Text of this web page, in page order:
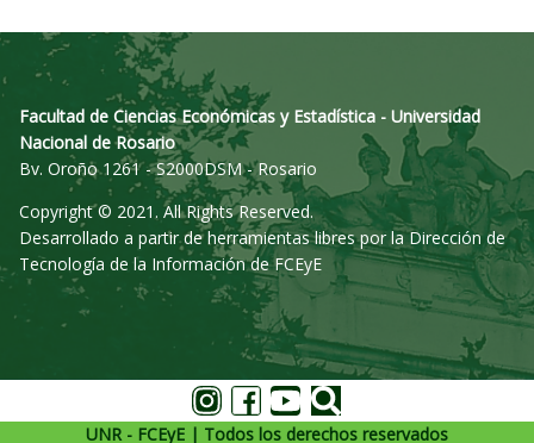
Facultad de Ciencias Económicas y Estadística - Universidad
Nacional de Rosario
Bv. Oroño 1261 - S2000DSM - Rosario
Copyright © 2021. All Rights Reserved.
Desarrollado a partir de herramientas libres por la Dirección de
Tecnología de la Información de FCEyE
UNR - FCEyE | Todos los derechos reservados